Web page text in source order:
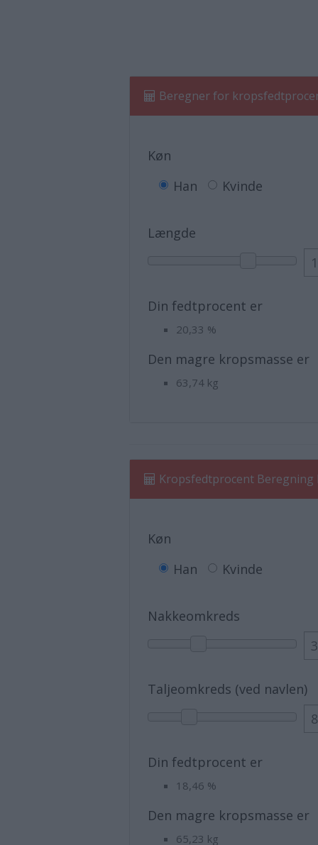
Beregner for
Køn
Han
Kvinde
Længde
Din fedtprocent er
20,33 %
Den magre kropsmasse er
63,74 kg
Kropsfedtprocent
Køn
Han
Kvinde
Nakkeomkreds
Taljeomkreds (ved navlen)
Din fedtprocent er
18,46 %
Den magre kropsmasse er
65,23 kg